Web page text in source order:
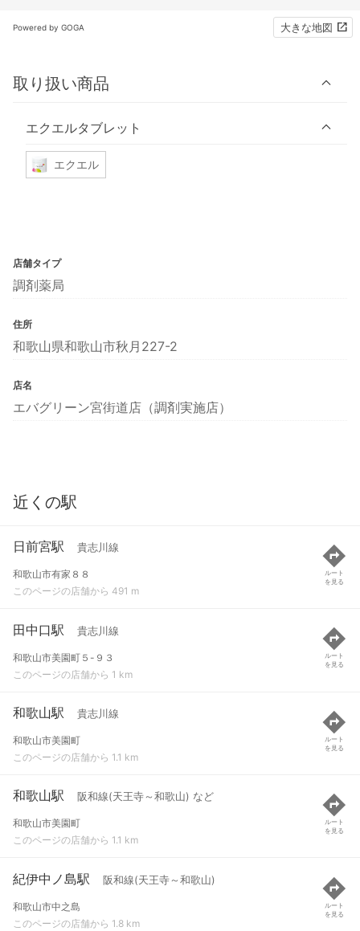
Powered by GOGA 大きな地図
取り扱い商品
エクエルタブレット
エクエル
店舗タイプ
調剤薬局
住所
和歌山県和歌山市秋月227-2
店名
エバグリーン宮街道店（調剤実施店）
近くの駅
日前宮駅 貴志川線
和歌山市有家８８
このページの店舗から 491 m
ルート
を見る
田中口駅 貴志川線
和歌山市美園町５-９３
このページの店舗から 1 km
ルート
を見る
和歌山駅 貴志川線
和歌山市美園町
このページの店舗から 1.1 km
ルート
を見る
和歌山駅 阪和線(天王寺～和歌山) など
和歌山市美園町
このページの店舗から 1.1 km
ルート
を見る
紀伊中ノ島駅 阪和線(天王寺～和歌山)
和歌山市中之島
このページの店舗から 1.8 km
ルート
を見る